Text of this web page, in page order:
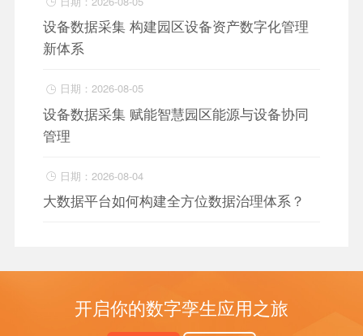

设备数据采集 构建园区设备资产数字化管理
新体系
 日期：2026-08-05
设备数据采集 赋能智慧园区能源与设备协同
管理
 日期：2026-08-04
大数据平台如何构建全方位数据治理体系？
开启你的数字孪生应用之旅